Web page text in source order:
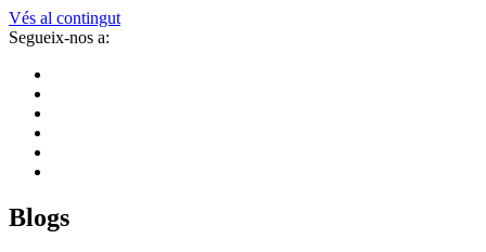
Vés al contingut
Segueix-nos a:
Blogs